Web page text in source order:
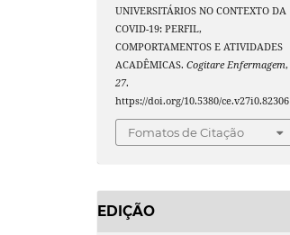
UNIVERSITÁRIOS NO CONTEXTO DA
COVID-19: PERFIL,
COMPORTAMENTOS E ATIVIDADES
ACADÊMICAS.Cogitare Enfermagem,
27.
https://doi.org/10.5380/ce.v27i0.82306
Fomatos de Citação
EDIÇÃO